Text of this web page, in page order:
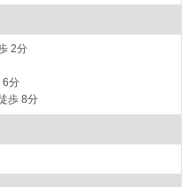
2分
6分
歩 8分